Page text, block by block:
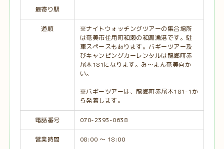
最寄り駅
道順
※ナイトウォッチングツアーの集合場所
は奄美市住用町和瀬の和瀬漁港です。駐
車スペースもあります。バギーツアー及
びキャンピングカーレンタルは龍郷町赤
尾木181になります。み～まん奄美向か
い。
※バギーツアーは、龍郷町赤尾木181-1か
ら発着します。
電話番号 070-2393-0638
営業時間 08:00 ～ 18:00